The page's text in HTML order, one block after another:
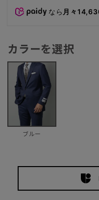
なら 月々
カラーを選択
ブルー